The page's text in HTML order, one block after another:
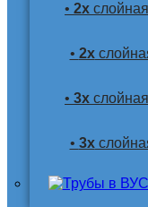
• 2х слойная
• 2х
• 3х слойная
• 3х